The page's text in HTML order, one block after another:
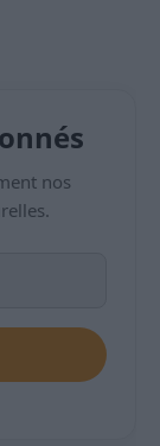
nos